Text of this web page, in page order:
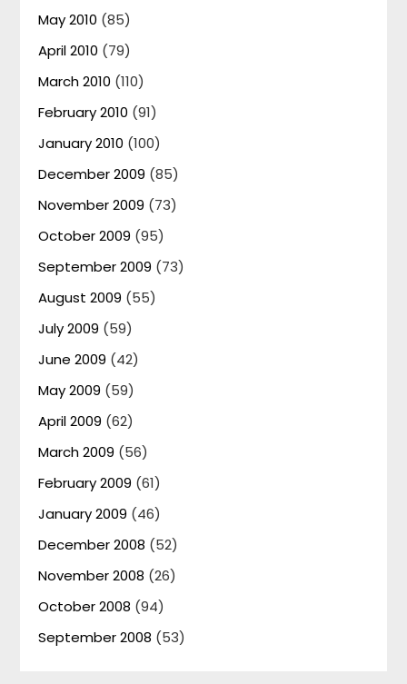
May 2010 (85)
April 2010 (79)
March 2010 (110)
February 2010 (91)
January 2010 (100)
December 2009 (85)
November 2009 (73)
October 2009 (95)
September 2009 (73)
August 2009 (55)
July 2009 (59)
June 2009 (42)
May 2009 (59)
April 2009 (62)
March 2009 (56)
February 2009 (61)
January 2009 (46)
December 2008 (52)
November 2008 (26)
October 2008 (94)
September 2008 (53)